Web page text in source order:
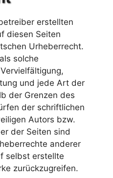
erstellten
diesen Seiten
Urheberrecht.
solche
und jede Art der
der Grenzen des
der schriftlichen
Autors bzw.
der Seiten sind
anderer
selbst erstellte
zurückzugreifen.